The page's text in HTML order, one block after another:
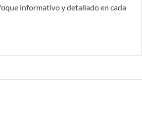
informativo y detallado en cada